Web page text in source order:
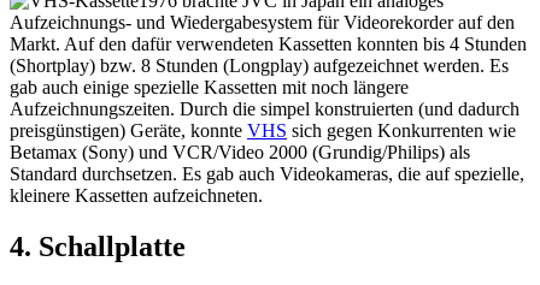
Aufzeichnungs- und Wiedergabesystem für Videorekorder auf den
Markt. Auf den dafür verwendeten Kassetten konnten bis 4 Stunden
(Shortplay) bzw. 8 Stunden (Longplay) aufgezeichnet werden. Es
gab auch einige spezielle Kassetten mit noch längere
Aufzeichnungszeiten. Durch die simpel konstruierten (und dadurch
preisgünstigen) Geräte, konnte VHS sich gegen Konkurrenten wie
Betamax (Sony) und VCR/Video 2000 (Grundig/Philips) als
Standard durchsetzen. Es gab auch Videokameras, die auf spezielle,
kleinere Kassetten aufzeichneten.
4. Schallplatte